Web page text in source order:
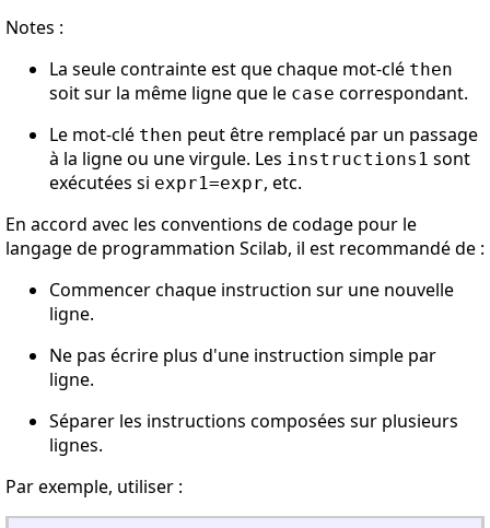
Notes :
La seule contrainte est que chaque mot-clé then
soit sur la même ligne que le case correspondant.
Le mot-clé then peut être remplacé par un passage
à la ligne ou une virgule. Les instructions1 sont
exécutées si expr1=expr, etc.
En accord avec les conventions de codage pour le
langage de programmation Scilab, il est recommandé de :
Commencer chaque instruction sur une nouvelle
ligne.
Ne pas écrire plus d'une instruction simple par
ligne.
Séparer les instructions composées sur plusieurs
lignes.
Par exemple, utiliser :